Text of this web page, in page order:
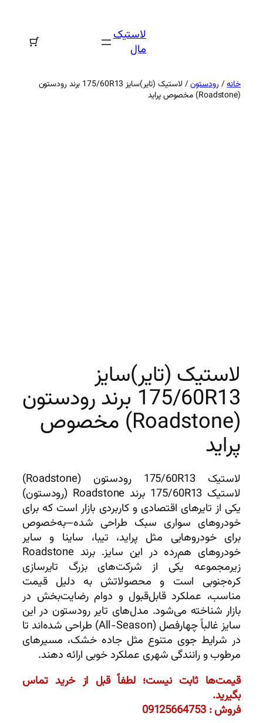
لاستیک
مال
خانه/ رودستون
/ لاستیک (تایر)سایز 175/60R13 برند رودستون
(Roadstone) مخصوص پراید
لاستیک (تایر)سایز
175/60R13 برند رودستون
(Roadstone) مخصوص
پراید
لاستیک 175/60R13 رودستون (Roadstone)
لاستیک 175/60R13 برند Roadstone (رودستون)
یکی از تایرهای اقتصادی و کاربردی بازار است که برای
خودروهای سواری سبک طراحی شده—به‌خصوص
برای خودروهایی مثل پراید، تیبا، ساینا و سایر
خودروهای هم‌رده در این سایز. برند Roadstone
زیرمجموعه یکی از شرکت‌های بزرگ تایرسازی
کره‌جنوبی است و محصولاتش به دلیل قیمت
مناسب، عملکرد قابل‌قبول و دوام رضایت‌بخش در
بازار شناخته می‌شود. مدل‌های تایر رودستون در این
سایز غالباً چهارفصل (All-Season) طراحی شده‌اند تا
در شرایط جوی متنوع مثل جاده خشک، مسیرهای
مرطوب و رانندگی شهری عملکرد خوبی ارائه دهند.
قیمت‌ها ثابت نیست؛ لطفاً قبل از خرید تماس
بگیرید.
فروش : 09125664753